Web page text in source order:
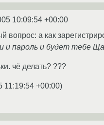
10:09:54 +00:00
а как
и пароль и будет тебе
чё делать? ???
11:19:54 +00:00)